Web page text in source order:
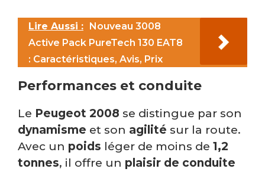
Lire Aussi :
Nouveau 3008
Active Pack PureTech 130 EAT8
: Caractéristiques, Avis, Prix
Performances et conduite
Le Peugeot 2008 se distingue par son
dynamisme et son agilité sur la route.
Avec un poids léger de moins de 1,2
tonnes, il offre un plaisir de conduite